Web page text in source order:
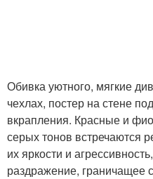
Обивка уютного, мягкие
чехлах, постер на стене
вкрапления. Красные и
серых тонов встречаются
их яркости и
раздражение, граничащее